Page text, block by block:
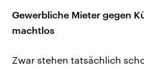
Gewerbliche Mieter gegen
machtlos
Zwar stehen tatsächlich